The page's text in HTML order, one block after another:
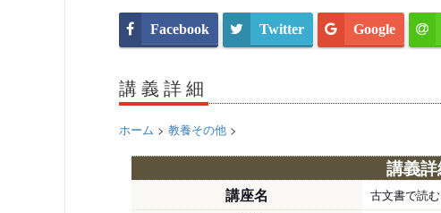
Facebook Twitter Google
講義詳細
ホーム > 教養その他 >
講義
講座名 古文書で読